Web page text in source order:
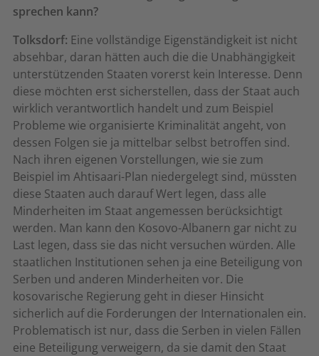
sprechen kann?
Tolksdorf: Eine vollständige Eigenständigkeit ist nicht
absehbar, daran hätten auch die die Unabhängigkeit
unterstützenden Staaten vorerst kein Interesse. Denn
diese möchten erst sicherstellen, dass der Staat auch
wirklich verantwortlich handelt und zum Beispiel
Probleme wie organisierte Kriminalität angeht, von
dessen Folgen sie ja mittelbar selbst betroffen sind.
Nach ihren eigenen Vorstellungen, wie sie zum
Beispiel im Ahtisaari-Plan niedergelegt sind, müssten
diese Staaten auch darauf Wert legen, dass alle
Minderheiten im Staat angemessen berücksichtigt
werden. Man kann den Kosovo-Albanern gar nicht zu
Last legen, dass sie das nicht versuchen würden. Alle
staatlichen Institutionen sehen ja eine Beteiligung von
Serben und anderen Minderheiten vor. Die
kosovarische Regierung geht in dieser Hinsicht
sicherlich auf die Forderungen der Internationalen ein.
Problematisch ist nur, dass die Serben in vielen Fällen
eine Beteiligung verweigern, da sie damit den Staat